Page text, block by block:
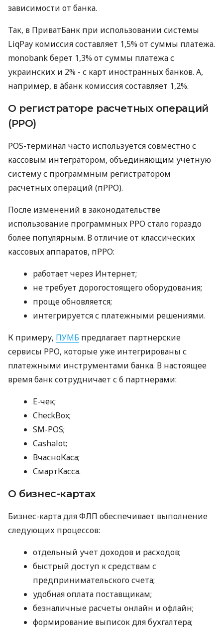
зависимости от банка.
Так, в ПриватБанк при использовании системы
LiqPay комиссия составляет 1,5% от суммы платежа.
monobank берет 1,3% от суммы платежа с
украинских и 2% - с карт иностранных банков. А,
например, в àбанк комиссия составляет 1,2%.
О регистраторе расчетных операций
(РРО)
POS-терминал часто используется совместно с
кассовым интегратором, объединяющим учетную
систему с программным регистратором
расчетных операций (пРРО).
После изменений в законодательстве
использование программных РРО стало гораздо
более популярным. В отличие от классических
кассовых аппаратов, пРРО:
работает через Интернет;
не требует дорогостоящего оборудования;
проще обновляется;
интегрируется с платежными решениями.
К примеру, ПУМБ предлагает партнерские
сервисы РРО, которые уже интегрированы с
платежными инструментами банка. В настоящее
время банк сотрудничает с 6 партнерами:
E-чек;
CheckBox;
SM-POS;
Cashalot;
ВчасноКаса;
СмартКасса.
О бизнес-картах
Бизнес-карта для ФЛП обеспечивает выполнение
следующих процессов:
отдельный учет доходов и расходов;
быстрый доступ к средствам с
предпринимательского счета;
удобная оплата поставщикам;
безналичные расчеты онлайн и офлайн;
формирование выписок для бухгалтера;